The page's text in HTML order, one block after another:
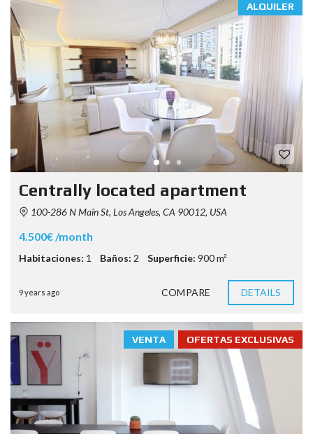
ALQUILER
Centrally located apartment
100-286 N Main St, Los Angeles, CA 90012, USA
4.500€ /month
Habitaciones: 1 Baños: 2 Superficie: 900 m²
9 years ago COMPARE DETAILS
OFERTAS EXCLUSIVAS
VENTA